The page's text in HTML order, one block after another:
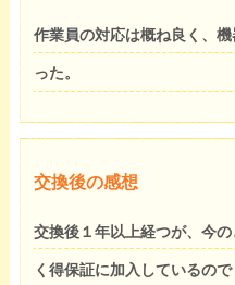
作業員の対応は概ね良く、
った。
交換後の感想
交換後１年以上経つが、今
く得保証に加入しているの